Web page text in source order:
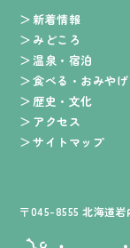
新着情報
みどころ
温泉・宿泊
食べる・おみやげ
歴史・文化
アクセス
サイトマップ
〒045-8555 北海道